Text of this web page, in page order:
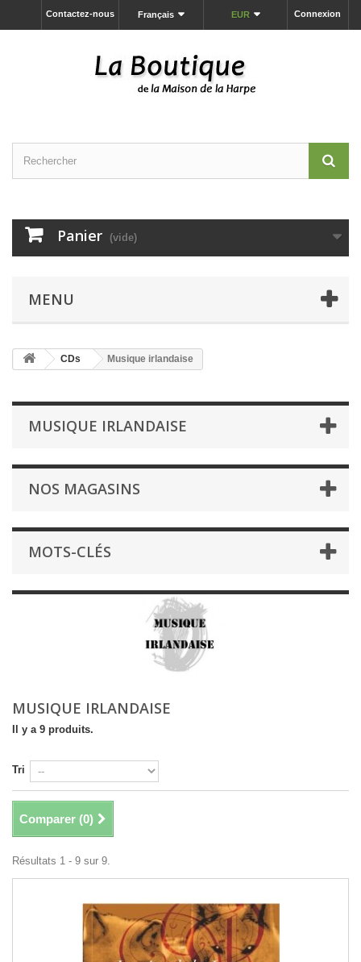
Connexion
EUR
Français
Contactez-nous
Panier (vide)
MENU
CDs Musique irlandaise
MUSIQUE IRLANDAISE
NOS MAGASINS
MOTS-CLÉS
MUSIQUE IRLANDAISE
Il y a 9 produits.
Tri
Comparer (0)
Résultats 1 - 9 sur 9.